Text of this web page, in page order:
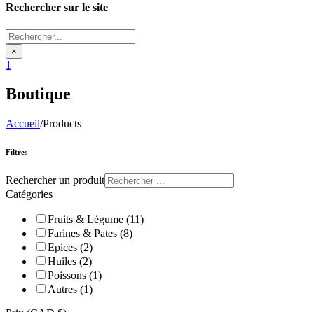
Rechercher sur le site
Rechercher...
×
1
Boutique
Accueil/Products
Filtres
Rechercher un produit
Catégories
Fruits & Légume (11)
Farines & Pates (8)
Epices (2)
Huiles (2)
Poissons (1)
Autres (1)